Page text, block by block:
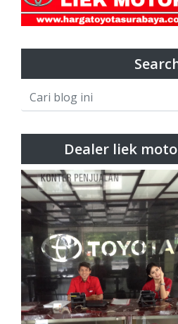
Dealer liek